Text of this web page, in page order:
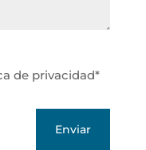
de privacidad*
Enviar